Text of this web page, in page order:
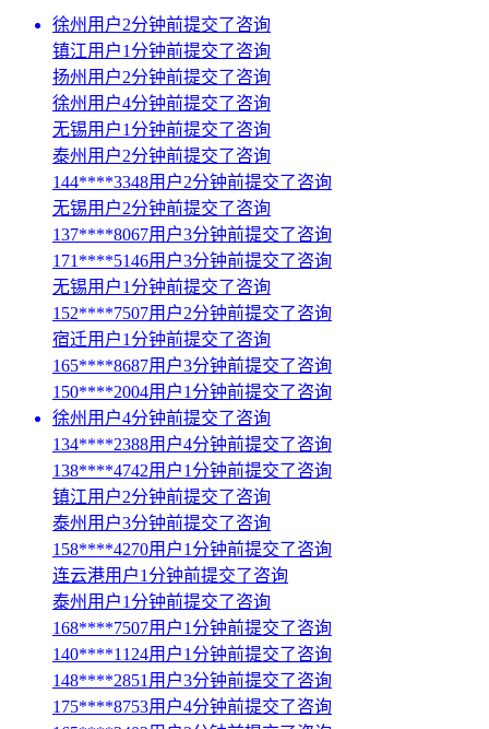
徐州用户2分钟前提交了咨询
镇江用户1分钟前提交了咨询
扬州用户2分钟前提交了咨询
徐州用户4分钟前提交了咨询
无锡用户1分钟前提交了咨询
泰州用户2分钟前提交了咨询
144****3348用户2分钟前提交了咨询
无锡用户2分钟前提交了咨询
137****8067用户3分钟前提交了咨询
171****5146用户3分钟前提交了咨询
无锡用户1分钟前提交了咨询
152****7507用户2分钟前提交了咨询
宿迁用户1分钟前提交了咨询
165****8687用户3分钟前提交了咨询
150****2004用户1分钟前提交了咨询
徐州用户4分钟前提交了咨询
134****2388用户4分钟前提交了咨询
138****4742用户1分钟前提交了咨询
镇江用户2分钟前提交了咨询
泰州用户3分钟前提交了咨询
158****4270用户1分钟前提交了咨询
连云港用户1分钟前提交了咨询
泰州用户1分钟前提交了咨询
168****7507用户1分钟前提交了咨询
140****1124用户1分钟前提交了咨询
148****2851用户3分钟前提交了咨询
175****8753用户4分钟前提交了咨询